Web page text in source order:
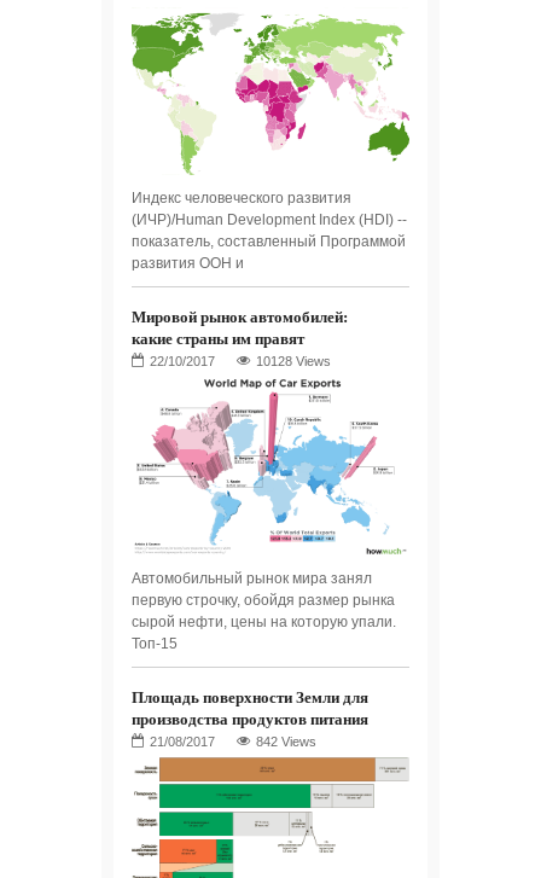
Индекс человеческого развития
(ИЧР)/Human Development Index (HDI) --
показатель, составленный Программой
развития ООН и
Мировой рынок автомобилей:
какие страны им правят
10128 Views
Автомобильный рынок мира занял
первую строчку, обойдя размер рынка
сырой нефти, цены на которую упали.
Топ-15
Площадь поверхности Земли для
производства продуктов питания
842 Views